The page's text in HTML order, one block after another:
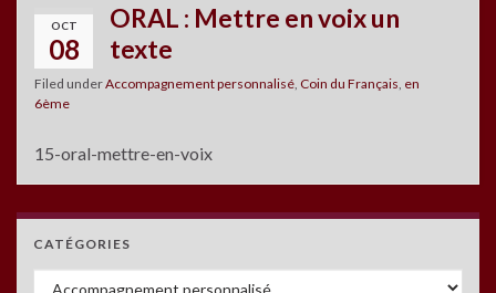
OCT
08
ORAL : Mettre en voix un
texte
Filed underAccompagnement personnalisé Coin du Français en
6ème
15-oral-mettre-en-voix
CATÉGORIES
Catégories